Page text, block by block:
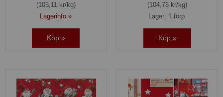
(105,11 kr/kg)
Lagerinfo »
Köp »
(104,78 kr/kg)
Lager: 1 förp.
Köp »